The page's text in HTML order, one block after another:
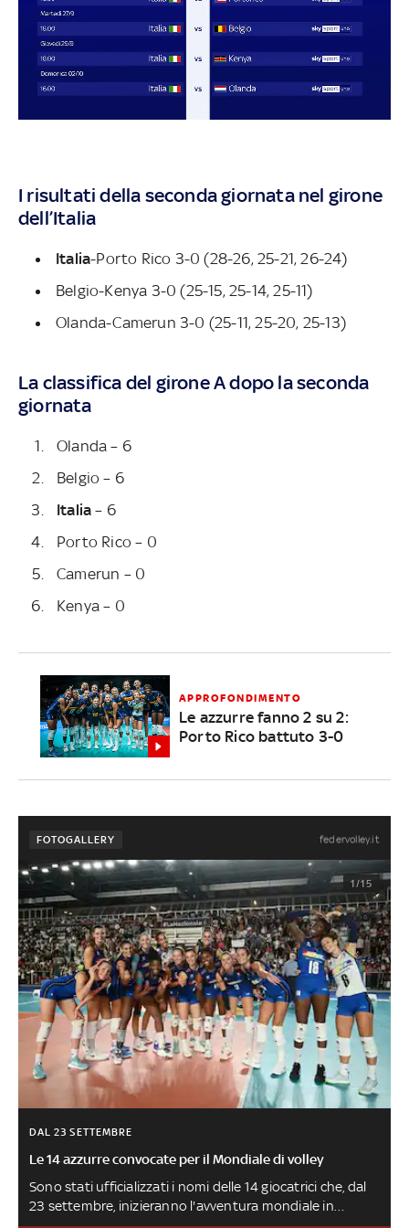
I risultati della seconda giornata nel girone
dell’Italia
Italia-Porto Rico 3-0 (28-26, 25-21, 26-24)
Belgio-Kenya 3-0 (25-15, 25-14, 25-11)
Olanda-Camerun 3-0 (25-11, 25-20, 25-13)
La classifica del girone A dopo la seconda
giornata
Olanda – 6
Belgio – 6
Italia – 6
Porto Rico – 0
Camerun – 0
Kenya – 0
APPROFONDIMENTO
Le azzurre fanno 2 su 2:
Porto Rico battuto 3-0
FOTOGALLERY federvolley.it
1/15
DAL 23 SETTEMBRE
Le 14 azzurre convocate per il Mondiale di volley
Sono stati ufficializzati i nomi delle 14 giocatrici che, dal
23 settembre, inizieranno l'avventura mondiale in